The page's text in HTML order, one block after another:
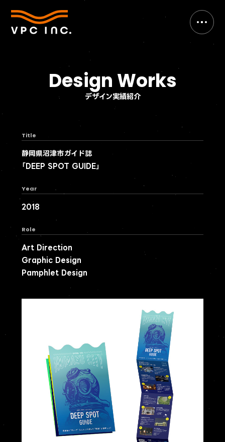
デザイン実績紹介
Design Works
Title
静岡県沼津市ガイド誌
「DEEP SPOT GUIDE」
Year
2018
Role
Art Direction
Graphic Design
Pamphlet Design